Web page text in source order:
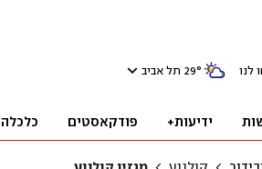
לנו 29° תל אביב
ידיעות+ פודקאסטים כלכלה